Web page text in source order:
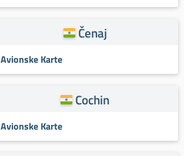
Čenaj
Avionske Karte
Cochin
Avionske Karte